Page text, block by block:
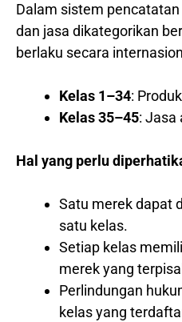
Dalam sistem
dan jasa dikategorikan
berlaku secara
Kelas 1–34:
Kelas 35–45: Jasa
Hal yang perlu
Satu merek dapat
satu kelas.
Setiap kelas
merek yang
Perlindungan
kelas yang